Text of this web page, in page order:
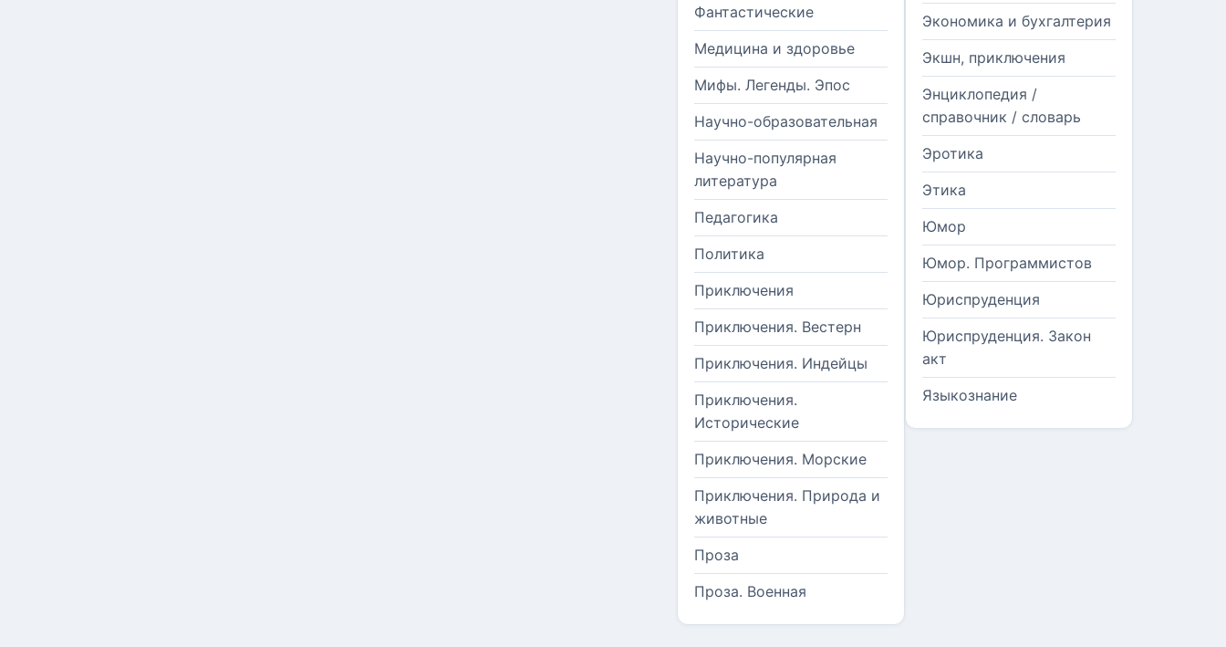
Фантастические
Медицина и здоровье
Мифы. Легенды. Эпос
Научно-образовательная
Научно-популярная
литература
Педагогика
Политика
Приключения
Приключения. Вестерн
Приключения. Индейцы
Приключения.
Исторические
Приключения. Морские
Приключения. Природа и
животные
Проза
Проза. Военная
Экономика и бухгалтерия
Экшн, приключения
Энциклопедия /
справочник / словарь
Эротика
Этика
Юмор
Юмор. Программистов
Юриспруденция
Юриспруденция. Закон
акт
Языкознание